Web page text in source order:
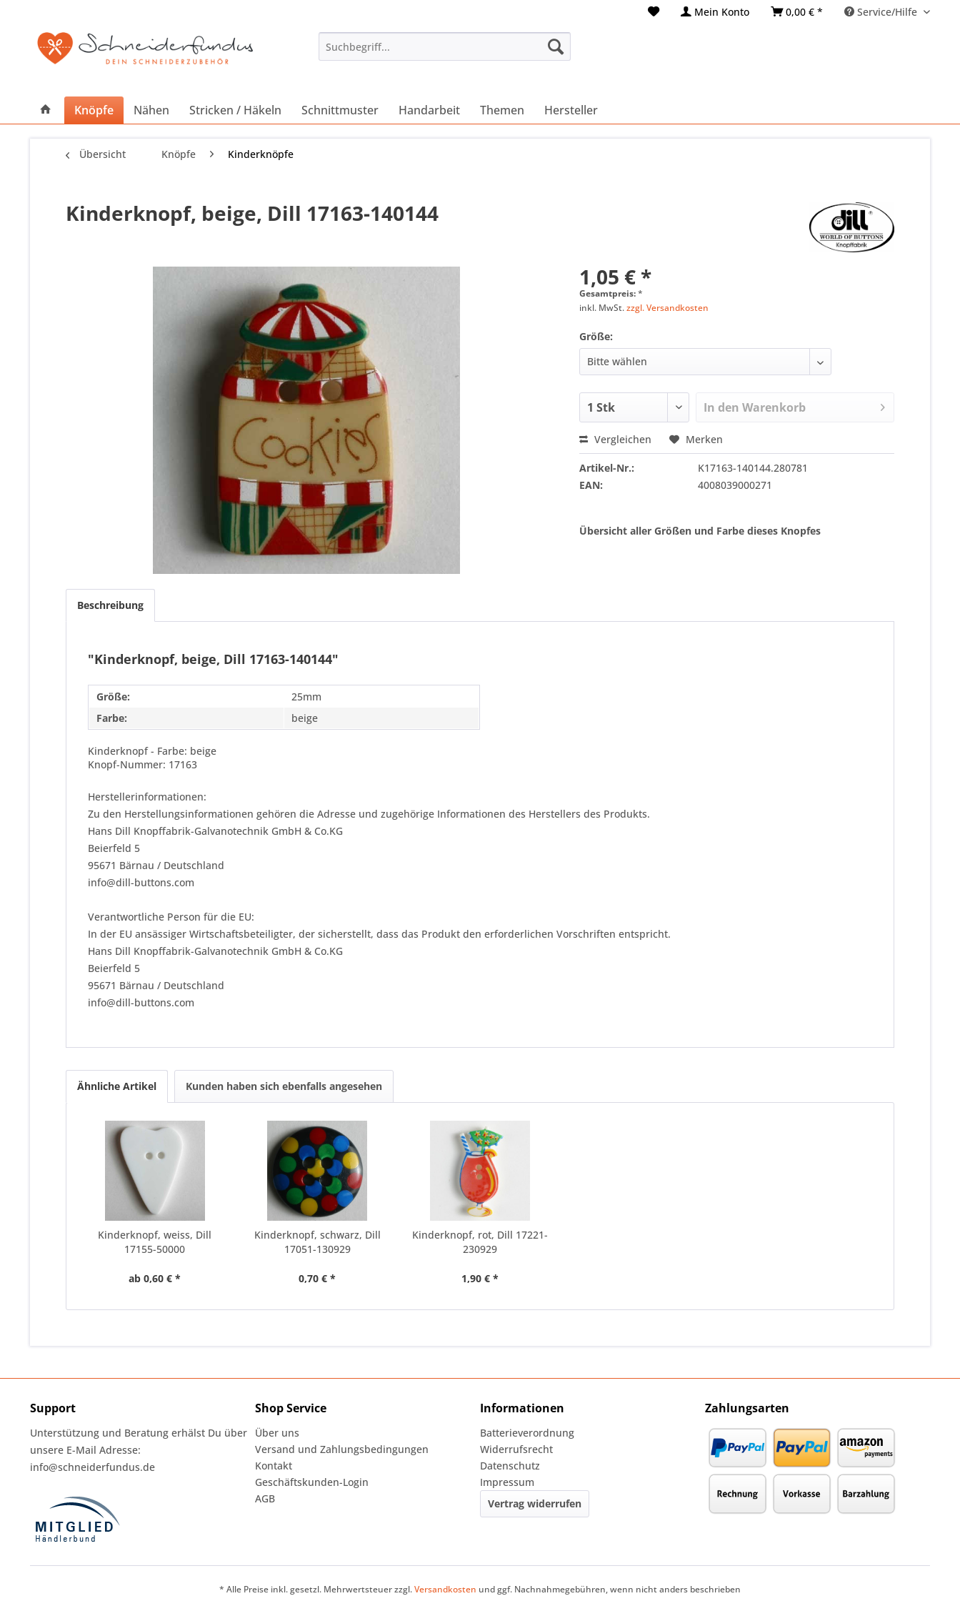
Mein Konto 0,00 € * Service/Hilfe
Knöpfe Nähen Stricken / Häkeln Schnittmuster Handarbeit Themen Hersteller
Übersicht Knöpfe Kinderknöpfe
Kinderknopf, beige, Dill 17163-140144
1,05 € *
Gesamtpreis:*
inkl. MwSt.zzgl. Versandkosten
Größe:
In den Warenkorb
Vergleichen Merken
Artikel-Nr.:
K17163-140144.280781
EAN:
4008039000271
Übersicht aller Größen und Farbe dieses Knopfes
Beschreibung
"Kinderknopf, beige, Dill 17163-140144"
Größe:
25mm
Farbe:
beige
Kinderknopf - Farbe: beige
Knopf-Nummer: 17163
Herstellerinformationen:
Zu den Herstellungsinformationen gehören die Adresse und zugehörige Informationen des Herstellers des Produkts.
Hans Dill Knopffabrik-Galvanotechnik GmbH & Co.KG
Beierfeld 5
95671 Bärnau / Deutschland
info@dill-buttons.com
Verantwortliche Person für die EU:
In der EU ansässiger Wirtschaftsbeteiligter, der sicherstellt, dass das Produkt den erforderlichen Vorschriften entspricht.
Hans Dill Knopffabrik-Galvanotechnik GmbH & Co.KG
Beierfeld 5
95671 Bärnau / Deutschland
info@dill-buttons.com
Ähnliche Artikel Kunden haben sich ebenfalls angesehen
Kinderknopf, weiss, Dill
17155-50000
ab 0,60 € *
Kinderknopf, schwarz, Dill
17051-130929
0,70 € *
Kinderknopf, rot, Dill 17221-
230929
1,90 € *
Support
Unterstützung und Beratung erhälst Du über
unsere E-Mail Adresse:
info@schneiderfundus.de
Shop Service
Über uns
Versand und Zahlungsbedingungen
Kontakt
Geschäftskunden-Login
AGB
Informationen
Batterieverordnung
Widerrufsrecht
Datenschutz
Impressum
Vertrag widerrufen
Zahlungsarten
* Alle Preise inkl. gesetzl. Mehrwertsteuer zzgl.Versandkosten und ggf. Nachnahmegebühren, wenn nicht anders beschrieben